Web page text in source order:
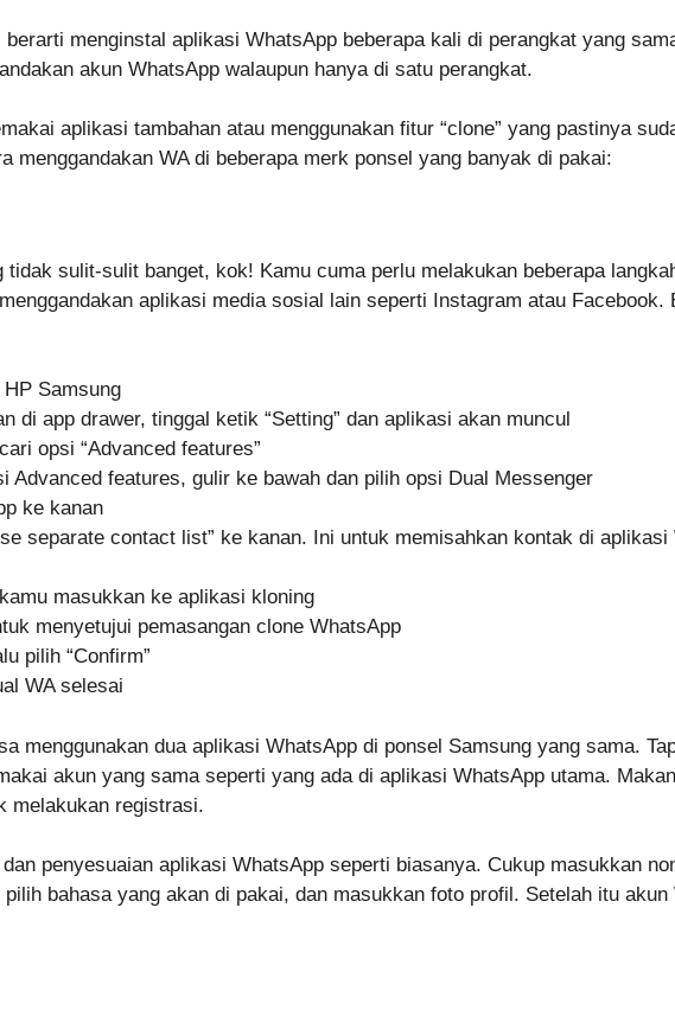
menginstal aplikasi WhatsApp beberapa kali di perangkat yang
akun WhatsApp walaupun hanya di satu perangkat.
aplikasi tambahan atau menggunakan fitur “clone” yang pastinya
menggandakan WA di beberapa merk ponsel yang banyak di pakai:
tidak sulit-sulit banget, kok! Kamu cuma perlu melakukan beberapa
aplikasi media sosial lain seperti Instagram atau Facebook.
Samsung
di app drawer, tinggal ketik “Setting” dan aplikasi akan muncul
opsi “Advanced features”
Advanced features, gulir ke bawah dan pilih opsi Dual Messenger
ke kanan
separate contact list” ke kanan. Ini untuk memisahkan kontak di aplikasi
masukkan ke aplikasi kloning
menyetujui pemasangan clone WhatsApp
pilih “Confirm”
WA selesai
menggunakan dua aplikasi WhatsApp di ponsel Samsung yang sama.
akun yang sama seperti yang ada di aplikasi WhatsApp utama.
melakukan registrasi.
penyesuaian aplikasi WhatsApp seperti biasanya. Cukup masukkan
bahasa yang akan di pakai, dan masukkan foto profil. Setelah itu akun